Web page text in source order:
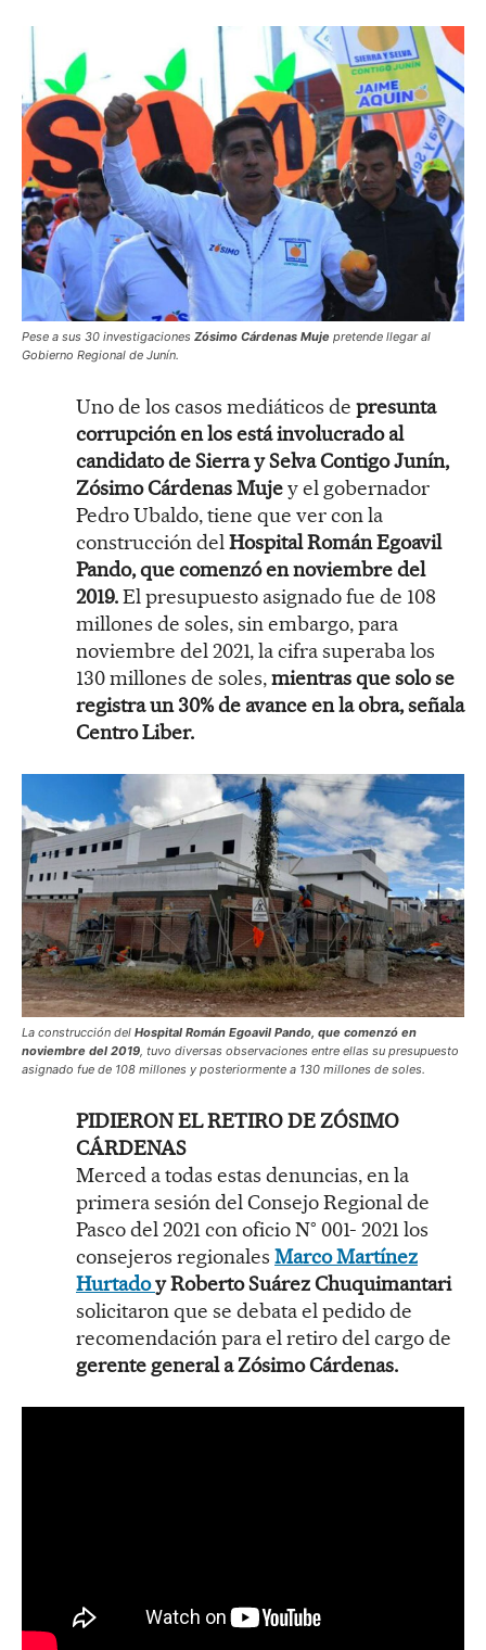
Pese a sus 30 investigaciones Zósimo Cárdenas Muje pretende llegar al
Gobierno Regional de Junín.
Uno de los casos mediáticos de presunta
corrupción en los está involucrado al
candidato de Sierra y Selva Contigo Junín,
Zósimo Cárdenas Mujey el gobernador
Pedro Ubaldo, tiene que ver con la
construcción delHospital Román Egoavil
Pando, que comenzó en noviembre del
2019.El presupuesto asignado fue de 108
millones de soles, sin embargo, para
noviembre del 2021, la cifra superaba los
130 millones de soles,mientras que solo se
registra un 30% de avance en la obra, señala
Centro Liber.
La construcción del Hospital Román Egoavil Pando, que comenzó en
noviembre del 2019 , tuvo diversas observaciones entre ellas su presupuesto
asignado fue de 108 millones y posteriormente a 130 millones de soles.
PIDIERON EL RETIRO DE ZÓSIMO
CÁRDENAS
Merced a todas estas denuncias, en la
primera sesión del Consejo Regional de
Pasco del 2021 con oficio N° 001- 2021 los
consejeros regionales Marco Martínez
Hurtadoy Roberto Suárez Chuquimantari
solicitaron que se debata el pedido de
recomendación para el retiro del cargo de
gerente general a Zósimo Cárdenas.